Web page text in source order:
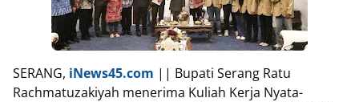
SERANG, iNews45.com || Bupati Serang Ratu
Rachmatuzakiyah menerima Kuliah Kerja Nyata-